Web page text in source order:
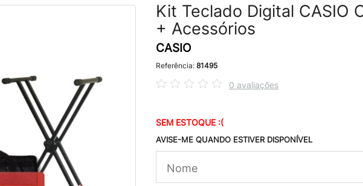
Kit Teclado Digital CASIO
+ Acessórios
CASIO
Referência: 81495
0 avaliações
SEM ESTOQUE :(
AVISE-ME QUANDO ESTIVER DISPONÍVEL